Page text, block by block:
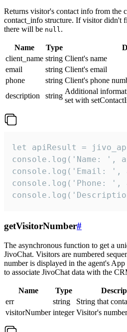
Returns visitor's contact info from the
contact_info structure. If visitor didn't
there will be null.
Name Type
client_name string Client's name
email
string Client's email
phone
string Client's phone
description
string
Additional
set with
let apiResult =
console.log('Name: ',
console.log('Email: ',
console.log('Phone: ',
getVisitorNumber#
The asynchronous function to get a
JivoChat. Visitors are numbered
number is displayed in the agent's App
to associate JivoChat data with the
Name Type
err
string
String that
visitorNumber integer Visitor's number